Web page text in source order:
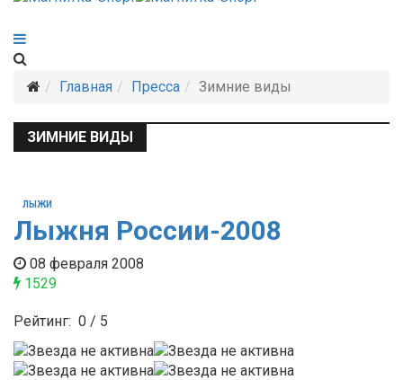
Главная Пресса Зимние виды
ЗИМНИЕ ВИДЫ
ЛЫЖИ
Лыжня России-2008
08 февраля 2008
1529
Рейтинг: 0 / 5